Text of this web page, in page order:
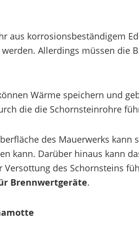
aus korrosionsbeständigem
Allerdings müssen die
Wärme speichern und
die die Schornsteinrohre
des Mauerwerks kann
kann. Darüber hinaus kann
des Schornsteins
Brennwertgeräte.